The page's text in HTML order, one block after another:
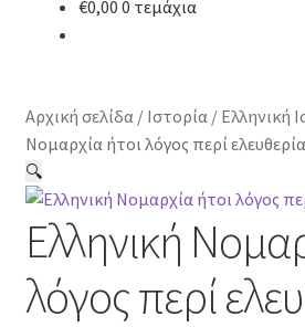
Κατηγορίες Βιβλίων
Συχνές Ερωτήσεις
Επικοινωνία
€0,00 0 τεμάχια
Αρχική σελίδα/ Ιστορία/ Ελληνική
Νομαρχία ήτοι λόγος περί
🔍
Ελληνική
λόγος περί